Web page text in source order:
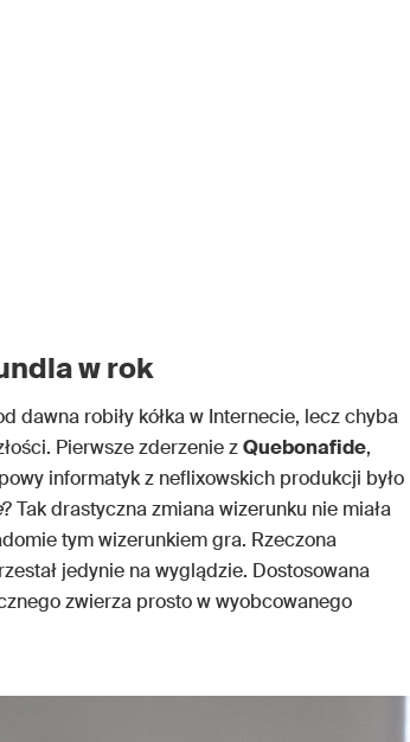
w rok
dawna robiły kółka w Internecie, lecz chyba
Pierwsze zderzenie zQuebonafide,
informatyk z neflixowskich produkcji było
? Tak drastyczna zmiana wizerunku nie miała
tym wizerunkiem gra. Rzeczona
jedynie na wyglądzie. Dostosowana
zwierza prosto w wyobcowanego